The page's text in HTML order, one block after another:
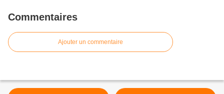
Commentaires
Ajouter un commentaire